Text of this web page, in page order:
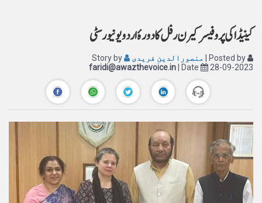
کینیڈا کی پروفیسر کیرن رفل کا دورۂ اردو یونیورسٹی
Story by منصورالدین فریدی
| Posted by
faridi@awazthevoice.in | Date 28-09-2023